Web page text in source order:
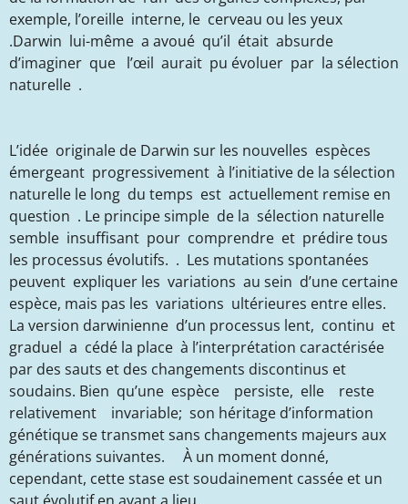
exemple, l’oreille interne, le cerveau ou les yeux
.Darwin lui-même a avoué qu’il était absurde
d’imaginer que l’œil aurait pu évoluer par la sélection
naturelle .
L’idée originale de Darwin sur les nouvelles espèces
émergeant progressivement à l’initiative de la sélection
naturelle le long du temps est actuellement remise en
question . Le principe simple de la sélection naturelle
semble insuffisant pour comprendre et prédire tous
les processus évolutifs. . Les mutations spontanées
peuvent expliquer les variations au sein d’une certaine
espèce, mais pas les variations ultérieures entre elles.
La version darwinienne d’un processus lent, continu et
graduel a cédé la place à l’interprétation caractérisée
par des sauts et des changements discontinus et
soudains. Bien qu’une espèce persiste, elle reste
relativement invariable; son héritage d’information
génétique se transmet sans changements majeurs aux
générations suivantes. À un moment donné,
cependant, cette stase est soudainement cassée et un